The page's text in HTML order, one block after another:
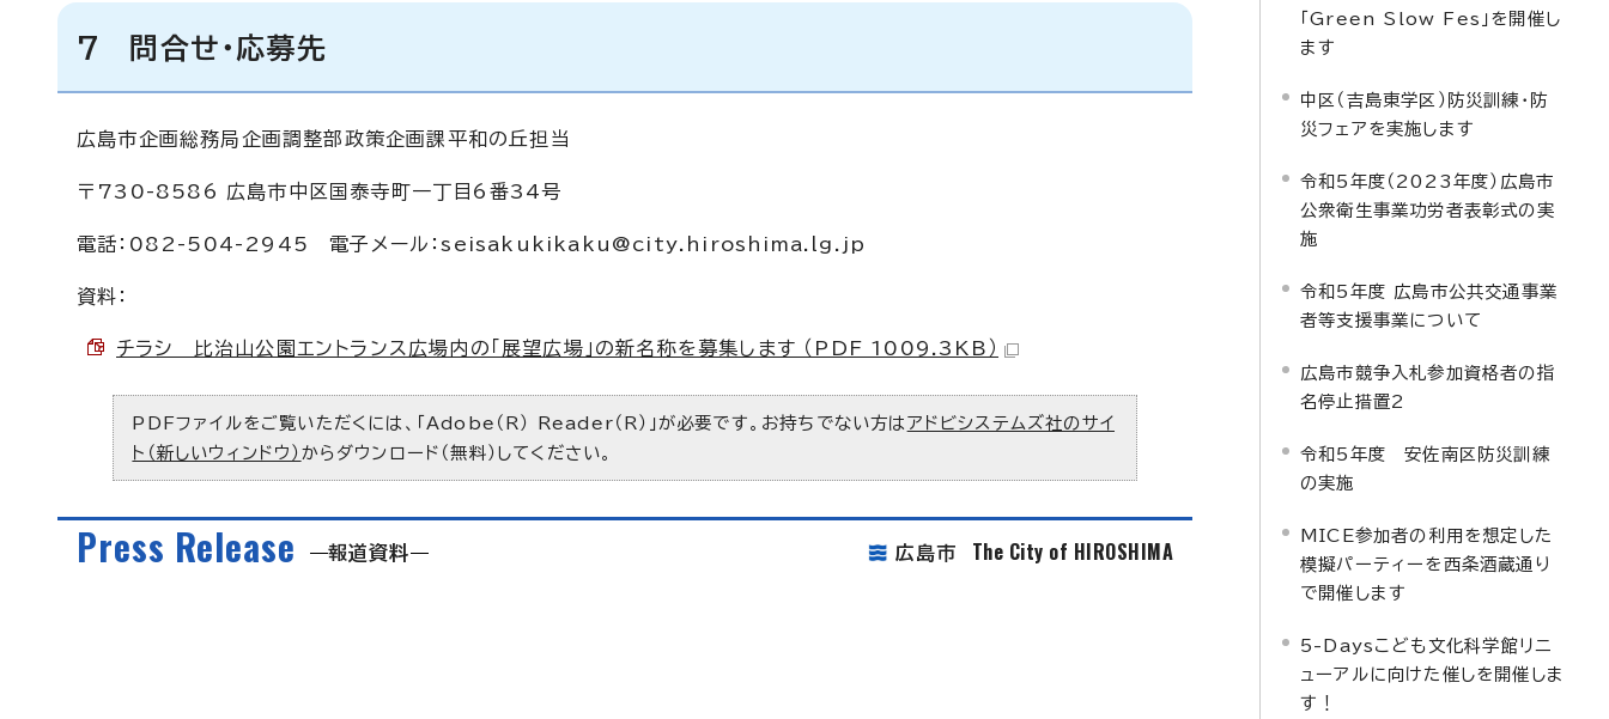
7 問合せ・応募先
広島市企画総務局企画調整部政策企画課平和の丘担当
〒730-8586 広島市中区国泰寺町一丁目6番34号
電話：082-504-2945 電子メール： seisakukikaku@city.hiroshima.lg.jp
資料：
チラシ 比治山公園エントランス広場内の「展望広場」の新名称を募集します （PDF 1009.3KB）
PDFファイルをご覧いただくには、「Adobe（R） Reader（R）」が必要です。お持ちでない方は アドビシステムズ社のサイ
ト（新しいウィンドウ） からダウンロード（無料）してください。
Press Release 報道資料 広島市 The City of HIROSHIMA
「Green Slow Fes」を開催し
ます
中区（吉島東学区）防災訓練・防
災フェアを実施します
令和5年度（2023年度）広島市
公衆衛生事業功労者表彰式の実
施
令和5年度 広島市公共交通事業
者等支援事業について
広島市競争入札参加資格者の指
名停止措置2
令和5年度 安佐南区防災訓練
の実施
MICE参加者の利用を想定した
模擬パーティーを西条酒蔵通り
で開催します
5-Daysこども文化科学館リニ
ューアルに向けた催しを開催しま
す！